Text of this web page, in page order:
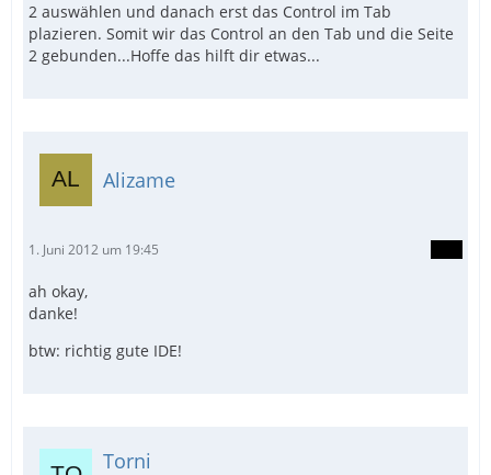
2 auswählen und danach erst das Control im Tab
plazieren. Somit wir das Control an den Tab und die Seite
2 gebunden...Hoffe das hilft dir etwas...
Alizame
1. Juni 2012 um 19:45
ah okay,
danke!
btw: richtig gute IDE!
Torni